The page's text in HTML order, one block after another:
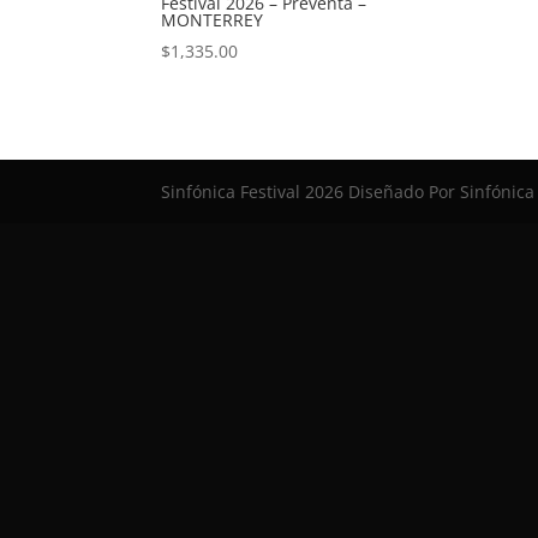
MONTERREY
$1,335.00
Sinfónica Festival 2026 Diseñado Por